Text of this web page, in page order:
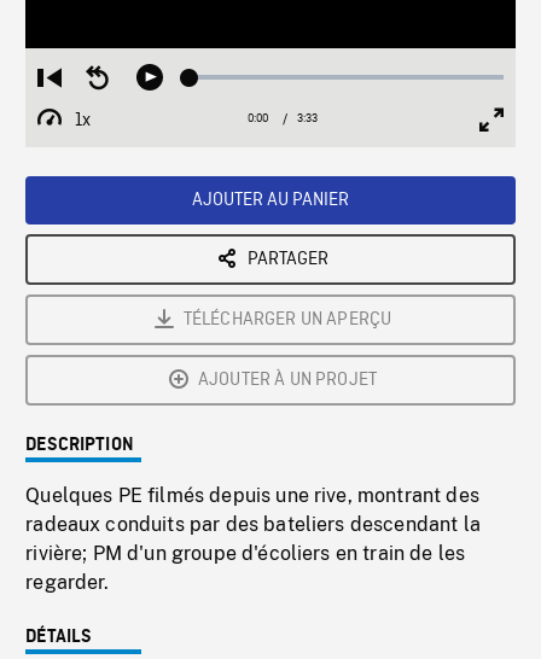
Restart
from
beginning
Seek
Play Loaded:
1x
Playback
Current
0:00 / Duration
3:33
AJOUTER AU PANIER
PARTAGER
TÉLÉCHARGER UN APERÇU
AJOUTER À UN PROJET
DESCRIPTION
Quelques PE filmés depuis une rive, montrant des
radeaux conduits par des bateliers descendant la
rivière; PM d'un groupe d'écoliers en train de les
regarder.
DÉTAILS